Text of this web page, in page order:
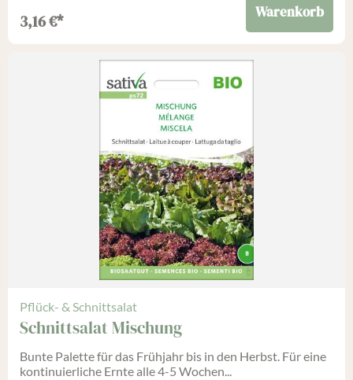
3,16€* Warenkorb
Pflück- & Schnittsalat
Schnittsalat Mischung
Bunte Palette für das Frühjahr bis in den Herbst. Für eine
kontinuierliche Ernte alle 4-5 Wochen...